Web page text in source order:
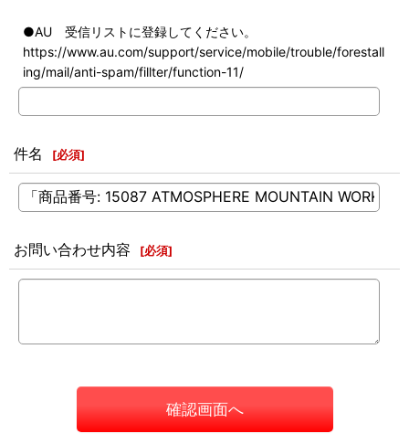
●AU 受信リストに登録してください。
https://www.au.com/support/service/mobile/trouble/forestall
ing/mail/anti-spam/fillter/function-11/
件名 [必須]
お問い合わせ内容 [必須]
確認画面へ